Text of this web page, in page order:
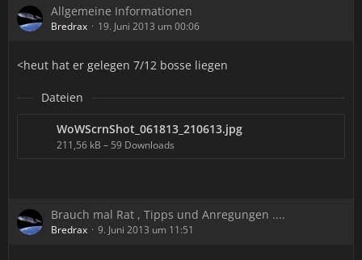
Allgemeine Informationen
Bredrax 19. Juni 2013 um 00:06
<heut hat er gelegen 7/12 bosse liegen
Dateien
WoWScrnShot_061813_210613.jpg
211,56 kB – 59 Downloads
Brauch mal Rat , Tipps und Anregungen ....
Bredrax 9. Juni 2013 um 11:51